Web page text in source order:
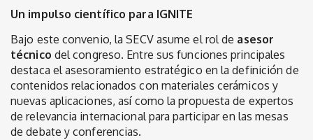
Un impulso científico para IGNITE
Bajo este convenio, la SECV asume el rol de asesor
técnico del congreso. Entre sus funciones principales
destaca el asesoramiento estratégico en la definición de
contenidos relacionados con materiales cerámicos y
nuevas aplicaciones, así como la propuesta de expertos
de relevancia internacional para participar en las mesas
de debate y conferencias.